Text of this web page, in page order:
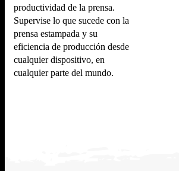
productividad de la prensa.
Supervise lo que sucede con la
prensa estampada y su
eficiencia de producción desde
cualquier dispositivo, en
cualquier parte del mundo.